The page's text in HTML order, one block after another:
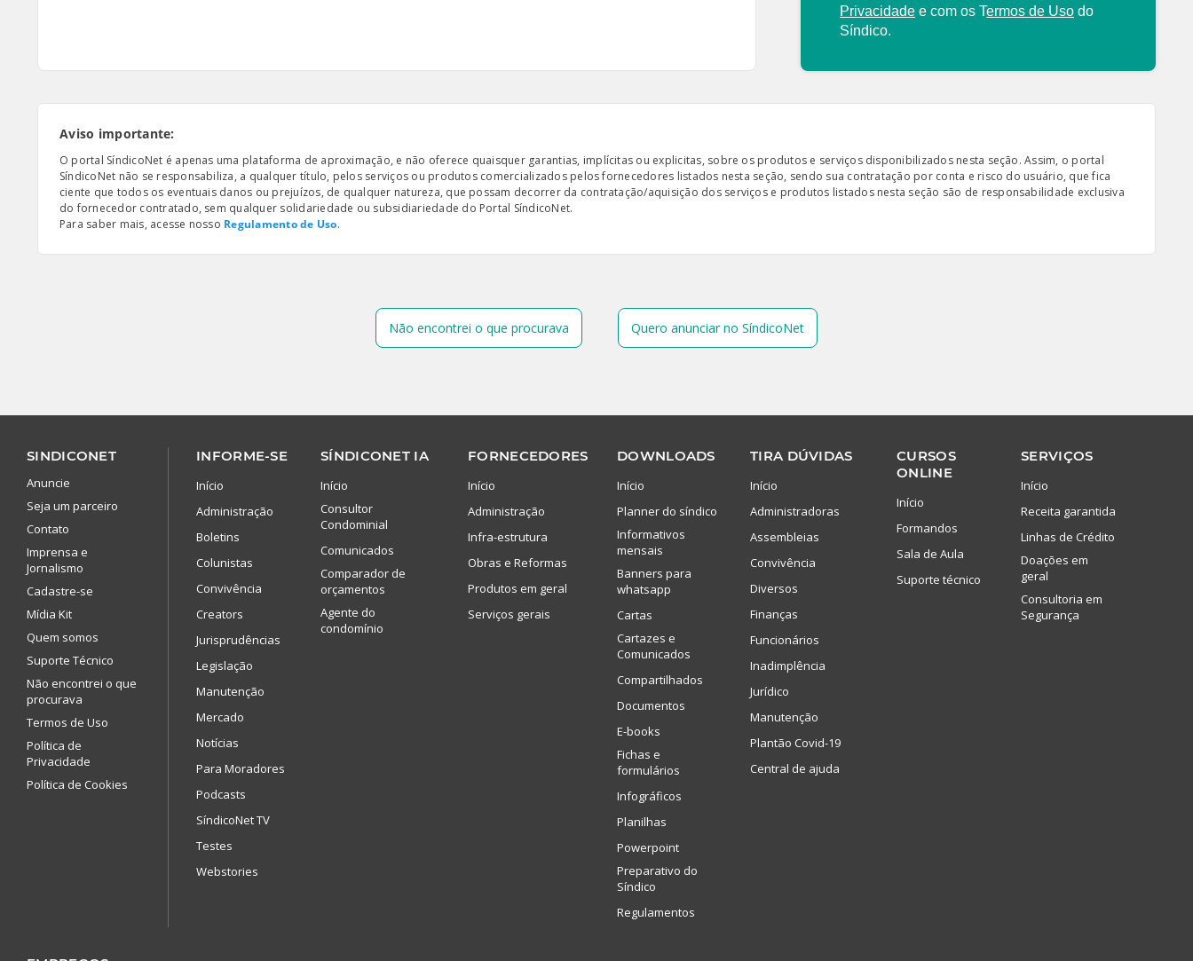
Privacidade e com os Termos de Uso do
Síndico.
Aviso importante:
O portal SíndicoNet é apenas uma plataforma de aproximação, e não oferece quaisquer garantias, implícitas ou explicitas, sobre os produtos e serviços disponibilizados nesta seção. Assim, o portal
SíndicoNet não se responsabiliza, a qualquer título, pelos serviços ou produtos comercializados pelos fornecedores listados nesta seção, sendo sua contratação por conta e risco do usuário, que fica
ciente que todos os eventuais danos ou prejuízos, de qualquer natureza, que possam decorrer da contratação/aquisição dos serviços e produtos listados nesta seção são de responsabilidade exclusiva
do fornecedor contratado, sem qualquer solidariedade ou subsidiariedade do Portal SíndicoNet.
Para saber mais, acesse nosso Regulamento de Uso.
Não encontrei o que procurava Quero anunciar no SíndicoNet
SINDICONET
Anuncie
Seja um parceiro
Contato
Imprensa e
Jornalismo
Cadastre-se
Mídia Kit
Quem somos
Suporte Técnico
Não encontrei o que
procurava
Termos de Uso
Política de
Privacidade
Política de Cookies
INFORME-SE
Início
Administração
Boletins
Colunistas
Convivência
Creators
Jurisprudências
Legislação
Manutenção
Mercado
Notícias
Para Moradores
Podcasts
SíndicoNet TV
Testes
Webstories
SÍNDICONET IA
Início
Consultor
Condominial
Comunicados
Comparador de
orçamentos
Agente do
condomínio
FORNECEDORES
Início
Administração
Infra-estrutura
Obras e Reformas
Produtos em geral
Serviços gerais
DOWNLOADS
Início
Planner do síndico
Informativos
mensais
Banners para
whatsapp
Cartas
Cartazes e
Comunicados
Compartilhados
Documentos
E-books
Fichas e
formulários
Infográficos
Planilhas
Powerpoint
Preparativo do
Síndico
Regulamentos
TIRA DÚVIDAS
Início
Administradoras
Assembleias
Convivência
Diversos
Finanças
Funcionários
Inadimplência
Jurídico
Manutenção
Plantão Covid-19
Central de ajuda
CURSOS
ONLINE
Início
Formandos
Sala de Aula
Suporte técnico
SERVIÇOS
Início
Receita garantida
Linhas de Crédito
Doações em
geral
Consultoria em
Segurança